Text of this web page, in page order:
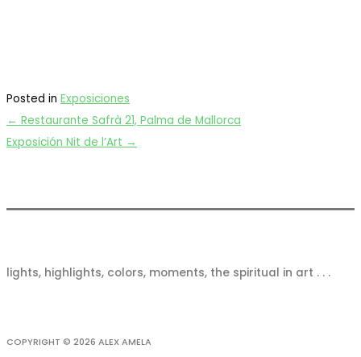
Posted in Exposiciones
← Restaurante Safrà 21, Palma de Mallorca
Exposición Nit de l’Art →
lights, highlights, colors, moments, the spiritual in art . . .
COPYRIGHT © 2026 ALEX AMELA